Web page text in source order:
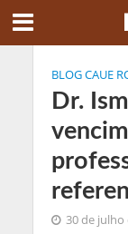
BLOG CAUE
Dr.
30 de julho